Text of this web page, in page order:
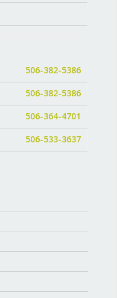
506-382-5386
506-382-5386
506-364-4701
506-533-3637